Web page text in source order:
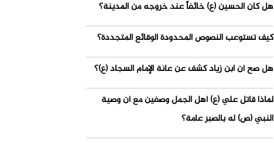
هل كان الحسين (ع) خائفاً عند خروجه من المدينة؟
كيف تستوعب النصوص المحدودة الوقائع المتجددة؟
هل صح أن ابن زياد كشف عن عانة الإمام السجاد (ع)؟
لماذا قاتل علي (ع) أهل الجمل وصفين مع أن وصية
النبي (ص) له بالصبر عامة؟